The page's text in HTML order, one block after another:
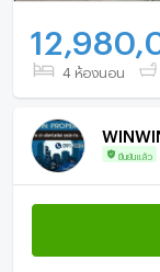
4 ห้องนอน
ยืนยันแล้ว